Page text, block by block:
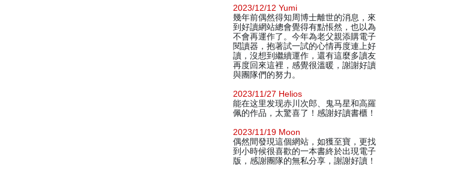
2023/12/12 Yumi
幾年前偶然得知周博士離世的消息，來
到好讀網站總會覺得有點悵然，也以為
不會再運作了。今年為老父親添購電子
閱讀器，抱著試一試的心情再度連上好
讀，沒想到繼續運作，還有這麼多讀友
再度回來這裡，感覺很溫暖，謝謝好讀
與團隊們的努力。
2023/11/27 Helios
能在这里发现赤川次郎、鬼马星和高羅
佩的作品，太驚喜了！感謝好讀書櫃！
2023/11/19 Moon
偶然間發現這個網站，如獲至寶，更找
到小時候很喜歡的一本書終於出現電子
版，感謝團隊的無私分享，謝謝好讀！